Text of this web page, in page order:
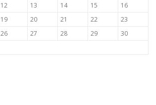
12 13 14 15
16
19 20 21 22
23
26 27 28 29
30